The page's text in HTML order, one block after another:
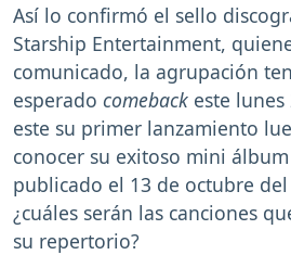
Así lo confirmó el sello
Starship Entertainment,
comunicado, la agrupación
esperado comeback este
este su primer lanzamiento
conocer su exitoso mini
publicado el 13 de octubre
¿cuáles serán las canciones
su repertorio?